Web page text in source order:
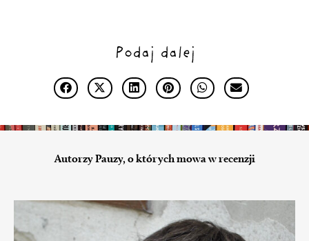
Podaj dalej
Autorzy Pauzy, o których mowa w recenzji